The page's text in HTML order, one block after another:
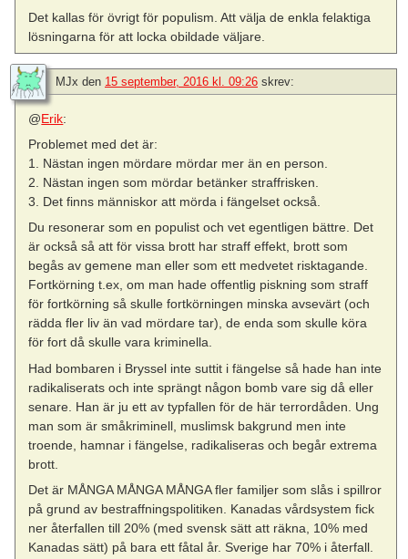
Det kallas för övrigt för populism. Att välja de enkla felaktiga
lösningarna för att locka obildade väljare.
MJx den 15 september, 2016 kl. 09:26 skrev:
@Erik:
Problemet med det är:
1. Nästan ingen mördare mördar mer än en person.
2. Nästan ingen som mördar betänker straffrisken.
3. Det finns människor att mörda i fängelset också.
Du resonerar som en populist och vet egentligen bättre. Det
är också så att för vissa brott har straff effekt, brott som
begås av gemene man eller som ett medvetet risktagande.
Fortkörning t.ex, om man hade offentlig piskning som straff
för fortkörning så skulle fortkörningen minska avsevärt (och
rädda fler liv än vad mördare tar), de enda som skulle köra
för fort då skulle vara kriminella.
Had bombaren i Bryssel inte suttit i fängelse så hade han inte
radikaliserats och inte sprängt någon bomb vare sig då eller
senare. Han är ju ett av typfallen för de här terrordåden. Ung
man som är småkriminell, muslimsk bakgrund men inte
troende, hamnar i fängelse, radikaliseras och begår extrema
brott.
Det är MÅNGA MÅNGA MÅNGA fler familjer som slås i spillror
på grund av bestraffningspolitiken. Kanadas vårdsystem fick
ner återfallen till 20% (med svensk sätt att räkna, 10% med
Kanadas sätt) på bara ett fåtal år. Sverige har 70% i återfall.